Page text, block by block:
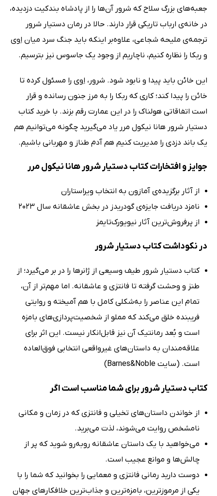
جعبه‌های بزرگ سلاح که شرور آن‌ها را از پادشاه بندکیت دزدیده،
در خانه‌ی ارباب تاریکی قرار دارند. حالا در رمان دستیار شرور
ترجمه‌ی ملیحه شجاعی، علاوه‌بر اینکه باید جنگ سرد میان اِوی
و ربکا را نظاره کنیم، ناچاریم از وجود یک جاسوس نیز بترسیم.
این خائن باید پیدا و نابود شود. شرور، اِوی را مسئول کرده تا
خائن را پیدا کند؛ کاری که ربکا را به مرز جنون رسانده و قرار
است اتفاقاتی هولناک را در این عمارت رقم بزند. با خرید کتاب
دستیار شرور هانا نیکول مرر یاد می‌گیرید چگونه می‌توانیم هم
یک باند دزدی را مدیریت کنیم هم آدم طناز و مهربانی باشیم.
جوایز و افتخارات کتاب دستیار شرور هانا نیکول مرر
از آثار برگزیده‌ی آمازون به انتخاب ویراستاران
نامزد دریافت جایزه‌ی گودریدز در بخش عاشقانه سال 2023
از پرفروش‌ترین آثار نیویورک‌تایمز
در نکوداشت کتاب دستیار شرور
کتاب دستیار شرور طیف وسیعی از ژانرها را در بر می‌گیرد؛ از
طنز و وحشت گرفته تا فانتزی و عاشقانه. اما مهم‌تر از آن،
تمام این عناصر را به‌شکلی کامل با هم آمیخته و روایتی
فریبنده خلق می‌کند که مملو از شخصیت‌پردازی‌های بامزه
است و بُعد رمانتیک آن نیز قابل‌انکار نیست. این اثر برای
علاقه‌مندان به داستان‌های غیرواقعی انتخابی فوق‌العاده
است. (سایت Barnes&Noble)
کتاب دستیار شرور برای شما مناسب است اگر
از خواندن داستان‌های تخیلی و فانتزی که در زمان و مکانی
نامشخص روایت می‌شوند، لذت می‌برید.
می‌خواهید با یک داستان عاشقانه روبه‌رو شوید که پر از
چالش‌ها و موانع عجیب است.
دوست دارید رمانی فانتزی و معمایی را بخوانید که شما را با
یکی از مرموزترین، بامزه‌ترین و جذاب‌ترین خلافکارهای جهان